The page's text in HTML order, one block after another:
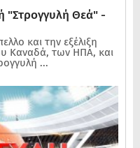
"Στρογγυλή Θεά" -
και την εξέλιξη
Καναδά, των ΗΠΑ, και
...